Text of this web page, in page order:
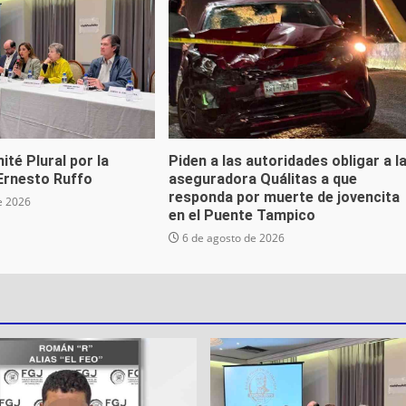
Plural por la
Ruffo
2026
Piden a las autoridades obligar a la
aseguradora Quálitas a que
responda por muerte de jovencita
en el Puente Tampico
6 de agosto de 2026